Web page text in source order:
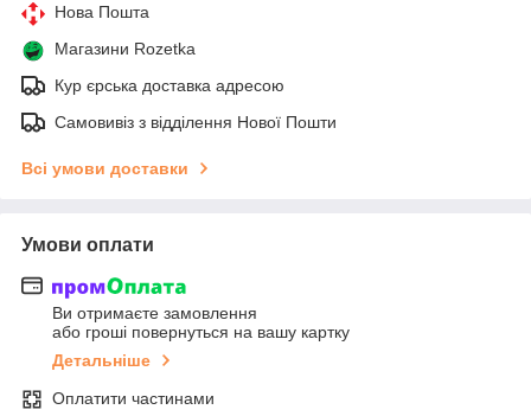
Нова Пошта
Магазини Rozetka
Кур єрська доставка адресою
Самовивіз з відділення Нової Пошти
Всі умови доставки
Умови оплати
Ви отримаєте замовлення
або гроші повернуться на вашу картку
Детальніше
Оплатити частинами